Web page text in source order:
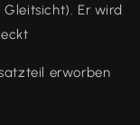
Er wird
erworben